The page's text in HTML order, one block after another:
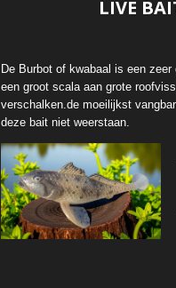
LIVE
De Burbot of kwabaal is een
een groot scala aan grote
verschalken.de moeilijkst
deze bait niet weerstaan.